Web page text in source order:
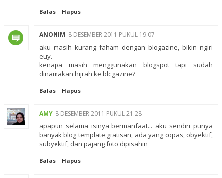
Balas Hapus
ANONIM 8 DESEMBER 2011 PUKUL 19.07
aku masih kurang faham dengan blogazine, bikin ngiri
euy.
kenapa masih menggunakan blogspot tapi sudah
dinamakan hijrah ke blogazine?
Balas Hapus
AMY 8 DESEMBER 2011 PUKUL 21.28
apapun selama isinya bermanfaat... aku sendiri punya
banyak blog template gratisan, ada yang copas, obyektif,
subyektif, dan pajang foto dipisahin
Balas Hapus